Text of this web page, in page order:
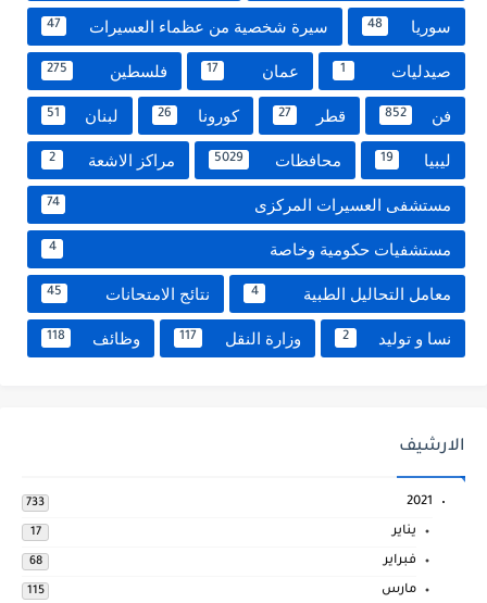
سوريا 48 سيرة شخصية من عظماء العسيرات 47
صيدليات 1 عمان 17 فلسطين 275
فن 852 قطر 27 كورونا 26 لبنان 51
ليبيا 19 محافظات 5029 مراكز الاشعة 2
مستشفى العسيرات المركزى 74
مستشفيات حكومية وخاصة 4
معامل التحاليل الطبية 4 نتائج الامتحانات 45
نسا و توليد 2 وزارة النقل 117 وظائف 118
الارشيف
2021
733
يناير 17
فبراير 68
مارس 115